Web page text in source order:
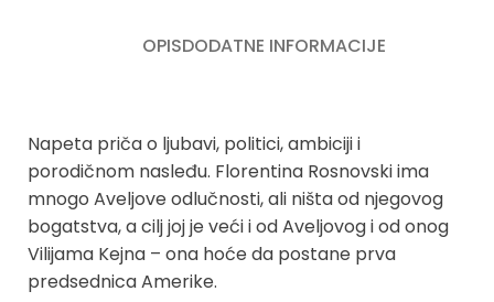
OPISDODATNE INFORMACIJE
Napeta priča o ljubavi, politici, ambiciji i
porodičnom nasleđu. Florentina Rosnovski ima
mnogo Aveljove odlučnosti, ali ništa od njegovog
bogatstva, a cilj joj je veći i od Aveljovog i od onog
Vilijama Kejna – ona hoće da postane prva
predsednica Amerike.